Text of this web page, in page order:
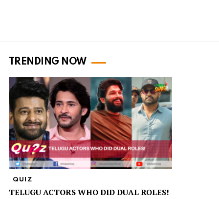
TRENDING NOW
QUIZ
TELUGU ACTORS WHO DID DUAL ROLES!